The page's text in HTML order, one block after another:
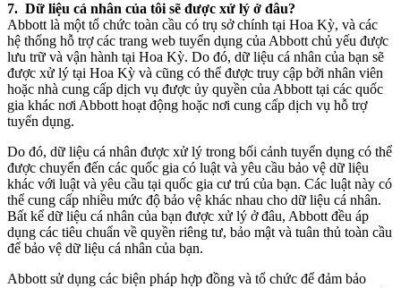
7. Dữ liệu cá nhân của tôi sẽ được xử lý ở đâu?
Abbott là một tổ chức toàn cầu có trụ sở chính tại Hoa Kỳ, và các
hệ thống hỗ trợ các trang web tuyển dụng của Abbott chủ yếu được
lưu trữ và vận hành tại Hoa Kỳ. Do đó, dữ liệu cá nhân của bạn sẽ
được xử lý tại Hoa Kỳ và cũng có thể được truy cập bởi nhân viên
hoặc nhà cung cấp dịch vụ được ủy quyền của Abbott tại các quốc
gia khác nơi Abbott hoạt động hoặc nơi cung cấp dịch vụ hỗ trợ
tuyển dụng.
Do đó, dữ liệu cá nhân được xử lý trong bối cảnh tuyển dụng có thể
được chuyển đến các quốc gia có luật và yêu cầu bảo vệ dữ liệu
khác với luật và yêu cầu tại quốc gia cư trú của bạn. Các luật này có
thể cung cấp nhiều mức độ bảo vệ khác nhau cho dữ liệu cá nhân.
Bất kể dữ liệu cá nhân của bạn được xử lý ở đâu, Abbott đều áp
dụng các tiêu chuẩn về quyền riêng tư, bảo mật và tuân thủ toàn cầu
để bảo vệ dữ liệu cá nhân của bạn.
Abbott sử dụng các biện pháp hợp đồng và tổ chức để đảm bảo